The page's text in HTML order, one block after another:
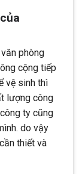
phòng
cộng tiếp
vệ sinh thì
lượng công
ty cũng
do vậy
thiết và